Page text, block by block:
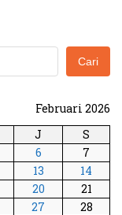
Cari
Februari 2026
J
S
6
7
13
14
20
21
27
28